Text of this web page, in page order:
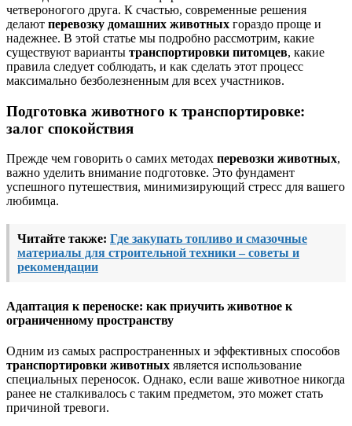
четвероногого друга. К счастью, современные решения
делают перевозку домашних животных гораздо проще и
надежнее. В этой статье мы подробно рассмотрим, какие
существуют варианты транспортировки питомцев, какие
правила следует соблюдать, и как сделать этот процесс
максимально безболезненным для всех участников.
Подготовка животного к транспортировке:
залог спокойствия
Прежде чем говорить о самих методах перевозки животных,
важно уделить внимание подготовке. Это фундамент
успешного путешествия, минимизирующий стресс для вашего
любимца.
Читайте также: Где закупать топливо и смазочные
материалы для строительной техники – советы и
рекомендации
Адаптация к переноске: как приучить животное к
ограниченному пространству
Одним из самых распространенных и эффективных способов
транспортировки животных является использование
специальных переносок. Однако, если ваше животное никогда
ранее не сталкивалось с таким предметом, это может стать
причиной тревоги.